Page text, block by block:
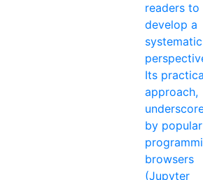
readers to
develop a
systematic
Its
approach,
by popular
browsers
(Jupyter